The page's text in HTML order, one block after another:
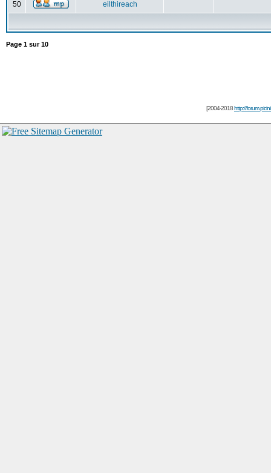
50 eilthireach
Page 1 sur10
[2004-2018http://